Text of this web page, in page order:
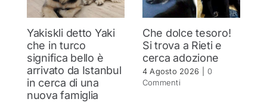
Yakiskli detto Yaki
che in turco
significa bello è
arrivato da Istanbul
in cerca di una
nuova famiglia
Che dolce tesoro!
Si trova a Rieti e
cerca adozione
4 Agosto 2026
0
Commenti